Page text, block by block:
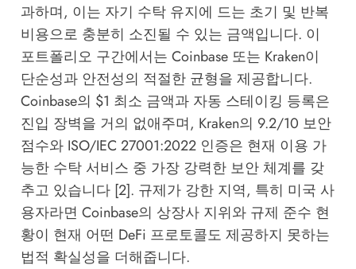
과하며, 이는 자기 수탁 유지에 드는 초기 및 반복
비용으로 충분히 소진될 수 있는 금액입니다. 이
포트폴리오 구간에서는 Coinbase 또는 Kraken이
단순성과 안전성의 적절한 균형을 제공합니다.
Coinbase의 $1 최소 금액과 자동 스테이킹 등록은
진입 장벽을 거의 없애주며, Kraken의 9.2/10 보안
점수와 ISO/IEC 27001:2022 인증은 현재 이용 가
능한 수탁 서비스 중 가장 강력한 보안 체계를 갖
추고 있습니다 [2]. 규제가 강한 지역, 특히 미국 사
용자라면 Coinbase의 상장사 지위와 규제 준수 현
황이 현재 어떤 DeFi 프로토콜도 제공하지 못하는
법적 확실성을 더해줍니다.